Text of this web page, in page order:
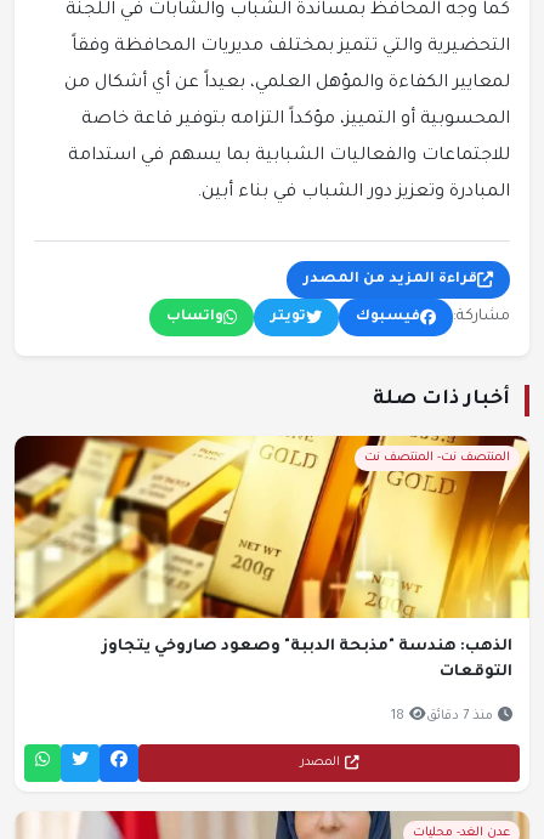
كما وجه المحافظ بمساندة الشباب والشابات في اللجنة
التحضيرية والتي تتميز بمختلف مديريات المحافظة وفقاً
لمعايير الكفاءة والمؤهل العلمي، بعيداً عن أي أشكال من
المحسوبية أو التمييز، مؤكداً التزامه بتوفير قاعة خاصة
للاجتماعات والفعاليات الشبابية بما يسهم في استدامة
المبادرة وتعزيز دور الشباب في بناء أبين.
قراءة المزيد من المصدر
مشاركة: فيسبوك تويتر واتساب
أخبار ذات صلة
المنتصف نت- المنتصف نت
الذهب: هندسة "مذبحة الدببة" وصعود صاروخي يتجاوز
التوقعات
منذ 7 دقائق 18
المصدر
عدن الغد- محليات